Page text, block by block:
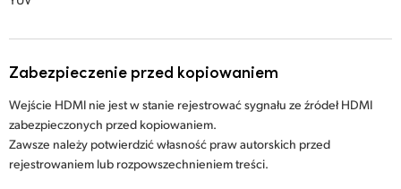
Zabezpieczenie przed kopiowaniem
Wejście HDMI nie jest w stanie rejestrować sygnału ze źródeł HDMI
zabezpieczonych przed kopiowaniem.
Zawsze należy potwierdzić własność praw autorskich przed
rejestrowaniem lub rozpowszechnieniem treści.